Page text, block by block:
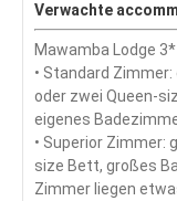
Verwachte
Mawamba Lodge 3*
• Standard
oder zwei Queen-
eigenes
• Superior
size Bett, großes
Zimmer liegen